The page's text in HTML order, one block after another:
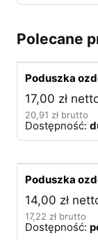
Polecane
Poduszka
17,00 zł
20,91 zł brutto
Dostępność:
Poduszka
14,00 zł
17,22 zł brutto
Dostępność: